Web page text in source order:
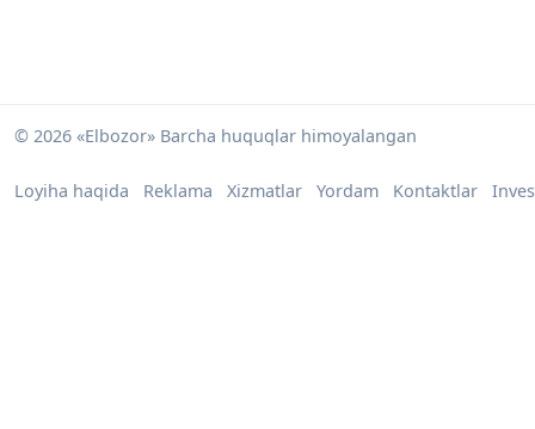
© 2026 «Elbozor» Barcha huquqlar himoyalangan
Loyiha haqida Reklama Xizmatlar Yordam Kontaktlar